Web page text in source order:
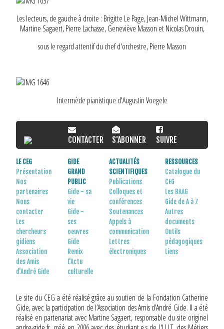
Les lecteurs, de gauche à droite : Brigitte Le Page, Jean-Michel Wittmann,
Martine Sagaert, Pierre Lachasse, Geneviève Masson et Nicolas Drouin,
sous le regard attentif du chef d'orchestre, Pierre Masson
Intermède pianistique d'Augustin Voegele
CONTACTER S'ABONNER SUIVRE
LE CEG
Présentation
Nos
partenaires
Nous
contacter
Les
chercheurs
gidiens
Association
des Amis
d'André Gide
GIDE
GRAND
PUBLIC
Gide - sa
vie
Gide -
ses
oeuvres
Gide
Remix
L'Actu
culturelle
ACTUALITÉS
SCIENTIFIQUES
Publications
Colloques et
conférences
Soutenances
Appels à
communication
Lettres
électroniques
RESSOURCES
Catalogue du
CEG
Les BAAG
Gide de A à Z
Autres
documents
Outils
pédagogiques
Liens
Le site du CEG a été réalisé grâce au soutien de la Fondation Catherine
Gide, avec la participation de l’Association des Amis d’André Gide. Il a été
réalisé en partenariat avec Martine Sagaert, responsable du site originel